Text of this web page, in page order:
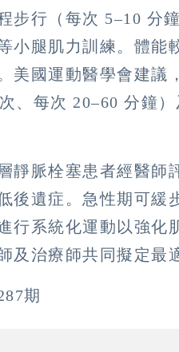
步行（每次 5–10 分
小腿肌力訓練。體能
美國運動醫學會建議
、每次 20–60 分鐘
靜脈栓塞患者經醫師
後遺症。急性期可緩
行系統化運動以強化
及治療師共同擬定最
期